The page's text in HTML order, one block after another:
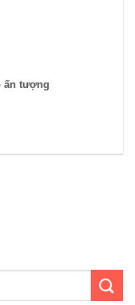
ấn tượng